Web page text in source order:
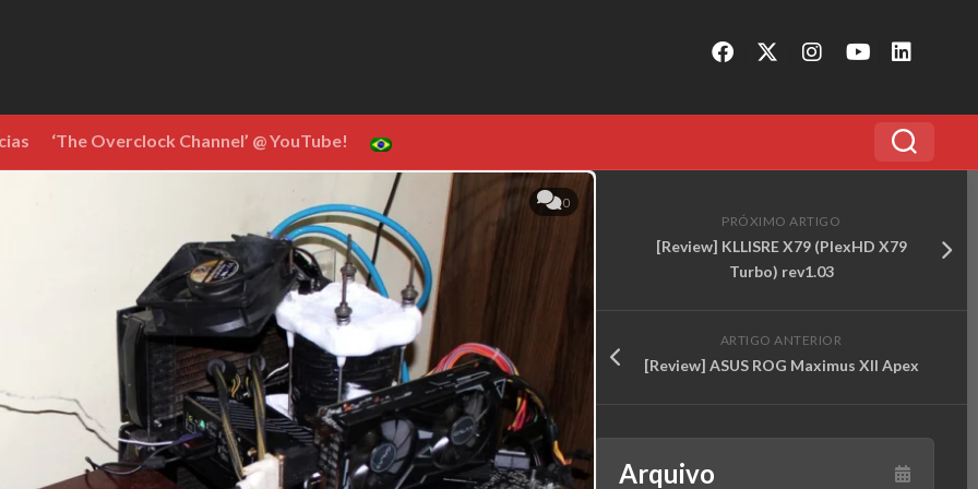
‘The Overclock Channel’ @ YouTube!
0
PRÓXIMO ARTIGO
[Review] KLLISRE X79 (PlexHD X79
Turbo) rev1.03
ARTIGO ANTERIOR
[Review] ASUS ROG Maximus XII Apex
Arquivo